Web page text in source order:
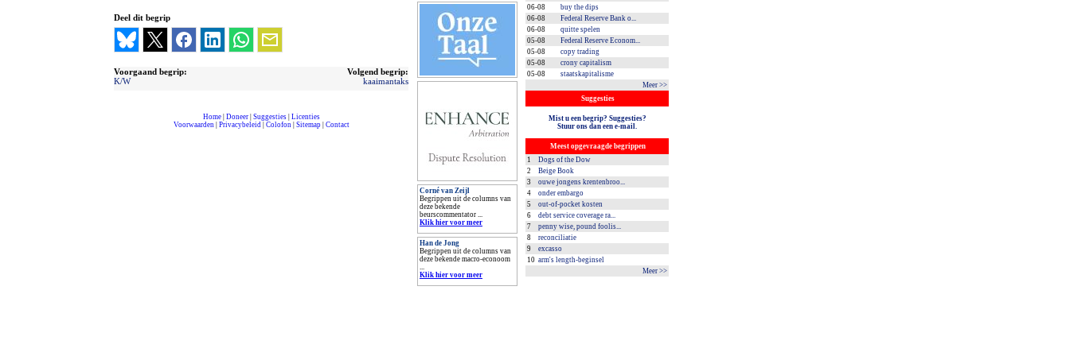
06-08
buy the dips
06-08
Federal Reserve Bank o...
06-08
quitte spelen
05-08
Federal Reserve Econom...
05-08
copy trading
05-08
crony capitalism
05-08
staatskapitalisme
Meer >>
Suggesties
Mist u een begrip? Suggesties?
Stuur ons dan een e-mail.
Meest opgevraagde begrippen
1
Dogs of the Dow
2
Beige Book
3
ouwe jongens krentenbroo...
4
onder embargo
5
out-of-pocket kosten
6
debt service coverage ra...
7
penny wise, pound foolis...
8
reconciliatie
9
excasso
10 arm's length-beginsel
Meer >>
Deel dit begrip
Voorgaand begrip:
K/W
Volgend begrip:
kaaimantaks
Home| Doneer| Suggesties| Licenties
Voorwaarden| Privacybeleid| Colofon| Sitemap| Contact
Corné van Zeijl
Begrippen uit de columns van
deze bekende
beurscommentator ...
Klik hier voor meer
Han de Jong
Begrippen uit de columns van
deze bekende macro-econoom
...
Klik hier voor meer